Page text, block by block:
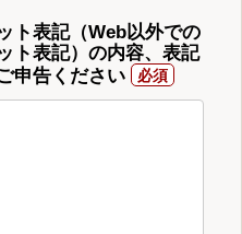
ト表記（Web以外での
ト表記）の内容、表記
申告ください